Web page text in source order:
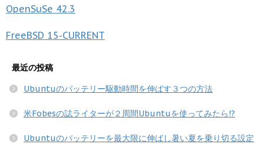
OpenSuSe 42.3
FreeBSD 15-CURRENT
最近の投稿
Ubuntuのバッテリー駆動時間を伸ばす３つの方法
米Fobesの誌ライターが２周間Ubuntuを使ってみたら!?
Ubuntuのバッテリーを最大限に伸ばし暑い夏を乗り切る設定